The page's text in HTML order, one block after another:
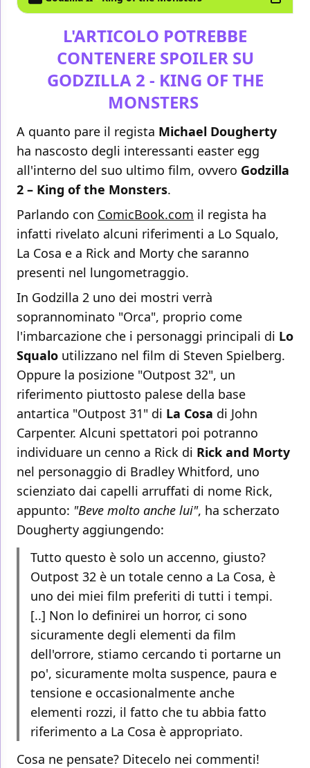
L'ARTICOLO POTREBBE
CONTENERE SPOILER SU
GODZILLA 2 - KING OF THE
MONSTERS
A quanto pare il regista Michael Dougherty
ha nascosto degli interessanti easter egg
all'interno del suo ultimo film, ovvero Godzilla
2 – King of the Monsters.
Parlando con ComicBook.com il regista ha
infatti rivelato alcuni riferimenti a Lo Squalo,
La Cosa e a Rick and Morty che saranno
presenti nel lungometraggio.
In Godzilla 2 uno dei mostri verrà
soprannominato "Orca", proprio come
l'imbarcazione che i personaggi principali di Lo
Squalo utilizzano nel film di Steven Spielberg.
Oppure la posizione "Outpost 32", un
riferimento piuttosto palese della base
antartica "Outpost 31" di La Cosa di John
Carpenter. Alcuni spettatori poi potranno
individuare un cenno a Rick di Rick and Morty
nel personaggio di Bradley Whitford, uno
scienziato dai capelli arruffati di nome Rick,
appunto: "Beve molto anche lui", ha scherzato
Dougherty aggiungendo:
Tutto questo è solo un accenno, giusto?
Outpost 32 è un totale cenno a La Cosa, è
uno dei miei film preferiti di tutti i tempi.
[..] Non lo definirei un horror, ci sono
sicuramente degli elementi da film
dell'orrore, stiamo cercando ti portarne un
po', sicuramente molta suspence, paura e
tensione e occasionalmente anche
elementi rozzi, il fatto che tu abbia fatto
riferimento a La Cosa è appropriato.
Cosa ne pensate? Ditecelo nei commenti!